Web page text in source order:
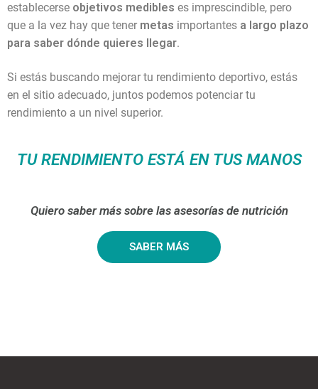
establecerse objetivos medibles es imprescindible, pero
que a la vez hay que tener metas importantes a largo plazo
para saber dónde quieres llegar.
Si estás buscando mejorar tu rendimiento deportivo, estás
en el sitio adecuado, juntos podemos potenciar tu
rendimiento a un nivel superior.
TU RENDIMIENTO ESTÁ EN TUS MANOS
Quiero saber más sobre las asesorías de nutrición
SABER MÁS